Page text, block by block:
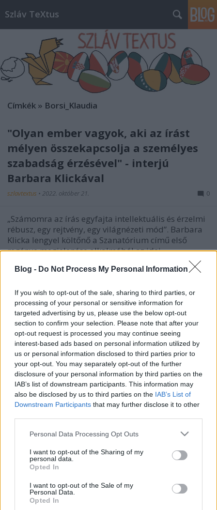
Blog - Do Not Process My Personal Information
If you wish to opt-out of the sale, sharing to third parties, or
processing of your personal or sensitive information for
targeted advertising by us, please use the below opt-out
section to confirm your selection. Please note that after your
opt-out request is processed you may continue seeing
interest-based ads based on personal information utilized by
us or personal information disclosed to third parties prior to
your opt-out. You may separately opt-out of the further
disclosure of your personal information by third parties on the
IAB’s list of downstream participants. This information may
also be disclosed by us to third parties on the IAB’s List of
Downstream Participants that may further disclose it to other
Please note that this website/app uses one or more Google
not limited to your visit or usage behaviour. You may click to
grant or deny consent to Google and its third-party tags to
use your data for below specified purposes in below Google
consent section.
Personal Data Processing Opt Outs
I want to opt-out of the Sharing of my
personal data.
Opted In
I want to opt-out of the Sale of my
Personal Data.
Opted In
Szláv TeXtus
Címkék » Borsi_Klaudia
"Olyan ember vagyok, aki az írást
mélyen összekapcsolja a személyes
szabadság érzésével" - interjú
Barbara Klickával
szlavtextus • 2022. október 21. 0
„Számomra az írás egyfajta intellektuális és érzelmi
rébusz, egy rejtvény, egy világnézeti mód”. Barbara
Klicka lengyel költőnő a Szanatórium című első
regénye megjelenése alkalmából az idei
Hazájában több irodalmi díjjal is elismerték
Grzegorz Górny: „Kijevet el kell
pusztítani!” – az ukránok ábrázolása
az elmúlt néhány év orosz populáris
irodalmában.